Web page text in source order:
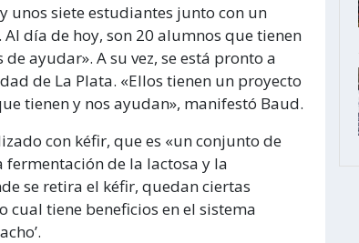
unos siete estudiantes junto con un
día de hoy, son 20 alumnos que tienen
ayudar». A su vez, se está pronto a
de La Plata. «Ellos tienen un proyecto
tienen y nos ayudan», manifestó Baud.
con kéfir, que es «un conjunto de
de la lactosa y la
se retira el kéfir, quedan ciertas
tiene beneficios en el sistema